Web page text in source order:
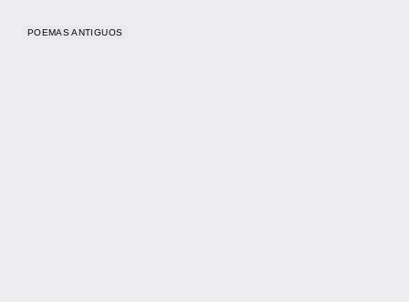
POEMAS ANTIGUOS